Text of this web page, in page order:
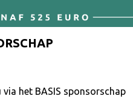
het BASIS sponsorschap